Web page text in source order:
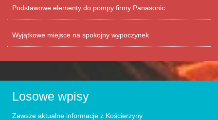
Podstawowe elementy do pompy firmy Panasonic
Wyjątkowe miejsce na spokojny wypoczynek
Losowe wpisy
Zawsze aktualne informacje z Kościerzyny